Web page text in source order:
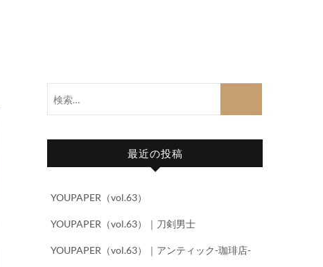
最近の投稿
YOUPAPER（vol.63）
YOUPAPER（vol.63）｜刀剣男士
YOUPAPER（vol.63）｜アンティック-珈琲店-